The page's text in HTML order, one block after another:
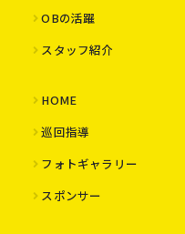
OBの活躍
スタッフ紹介
HOME
巡回指導
フォトギャラリー
スポンサー